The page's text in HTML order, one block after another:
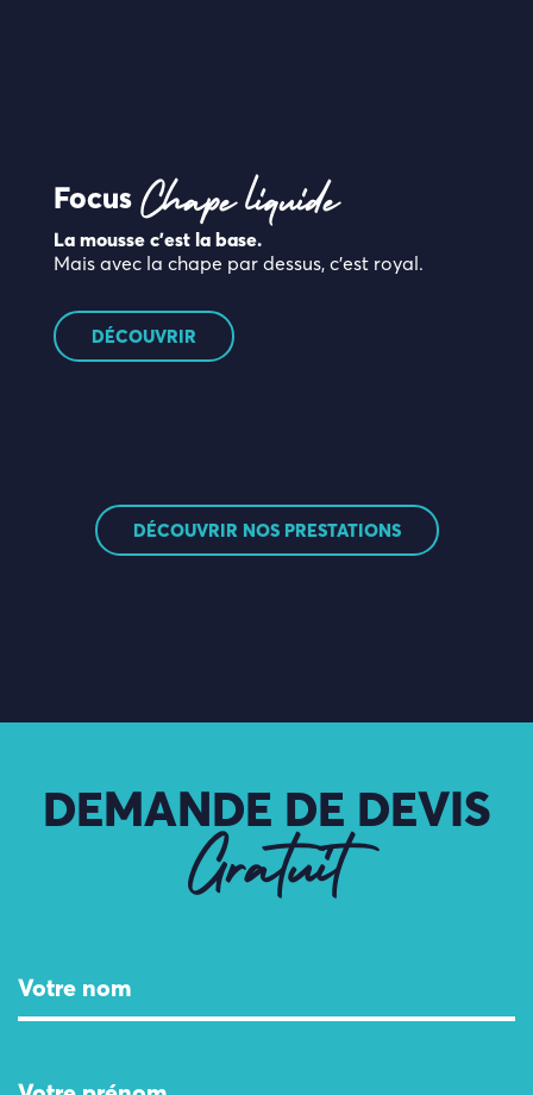
Focus Chape liquide
La mousse c’est la base.
Mais avec la chape par dessus, c’est royal.
DÉCOUVRIR
DÉCOUVRIR NOS PRESTATIONS
DEMANDE DE DEVIS
Gratuit